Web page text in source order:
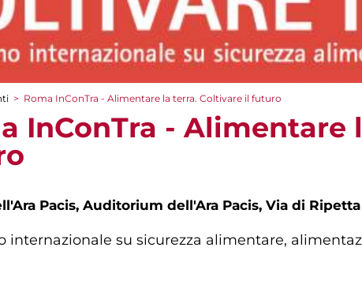
> Roma InConTra - Alimentare la terra. Coltivare il futuro
InConTra - Alimentare
Pacis, Auditorium dell'Ara Pacis, Via di Ripetta
internazionale su sicurezza alimentare,